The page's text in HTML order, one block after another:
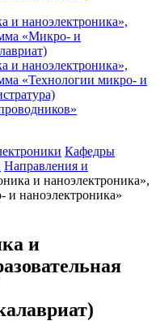
и наноэлектроника»,
«Микро- и
и наноэлектроника»,
«Технологии микро- и
Кафедры
Направления и
и наноэлектроника»,
и наноэлектроника»
и